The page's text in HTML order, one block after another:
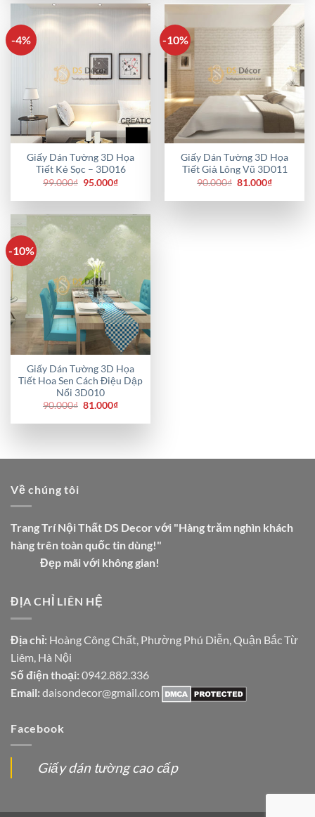
85.000₫.
-4%
Giấy Dán Tường 3D Họa
Tiết Kẻ Sọc – 3D016
99.000₫ Giá
là:
95.000₫Giá
tại
95.000₫.
-10%
Giấy Dán Tường 3D Họa
Tiết Giả Lông Vũ 3D011
90.000₫ Giá
là:
81.000₫Giá
tại
-10%
Giấy Dán Tường 3D Họa
Tiết Hoa Sen Cách Điệu Dập
Nổi 3D010
90.000₫ Giá
là:
81.000₫Giá
tại
Về chúng tôi
Trang Trí Nội Thất DS Decor với "Hàng trăm nghìn khách
hàng trên toàn quốc tin dùng!"
Đẹp mãi với không gian!
ĐỊA CHỈ LIÊN HỆ
Địa chỉ: Hoàng Công Chất, Phường Phú Diễn, Quận Bắc Từ
Liêm, Hà Nội
Số điện thoại: 0942.882.336
Email: daisondecor@gmail.com
Facebook
Giấy dán tường cao cấp